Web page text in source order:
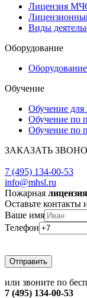
Лицензия
Виды
Оборудование
Обучение
Обучение
Обучение по
Обучение по
ЗАКАЗАТЬ
7 (495) 134-00-53
info@mhsl.ru
Пожарная лицензия
Оставьте контакты
Ваше имя
Телефон
или звоните по
7 (495) 134-00-53